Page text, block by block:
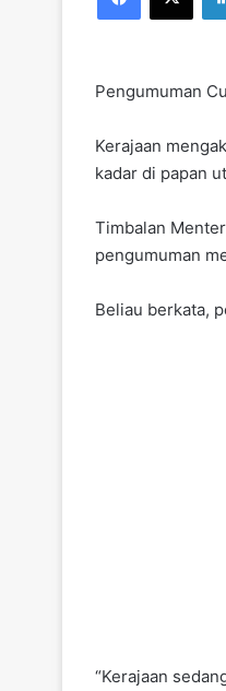
Pengumuman
Kerajaan
kadar di papan
Timbalan
pengumuman
Beliau berkata,
“Kerajaan